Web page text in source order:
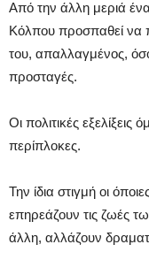
Από την άλλη μεριά
Κόλπου προσπαθεί να
του, απαλλαγμένος,
προσταγές.
Οι πολιτικές εξελίξεις
περίπλοκες.
Την ίδια στιγμή οι
επηρεάζουν τις ζωές
άλλη, αλλάζουν